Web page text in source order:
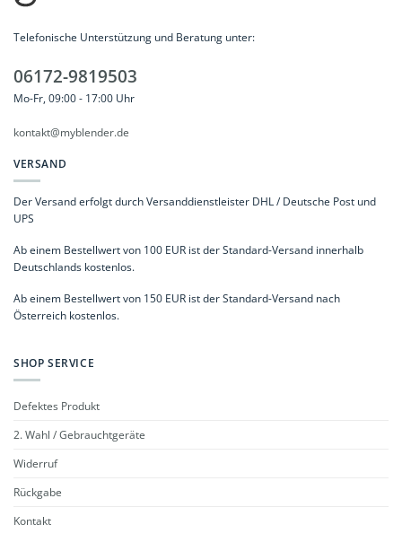
Telefonische Unterstützung und Beratung unter:
06172-9819503
Mo-Fr, 09:00 - 17:00 Uhr
kontakt@myblender.de
VERSAND
Der Versand erfolgt durch Versanddienstleister DHL / Deutsche Post und
UPS
Ab einem Bestellwert von 100 EUR ist der Standard-Versand innerhalb
Deutschlands kostenlos.
Ab einem Bestellwert von 150 EUR ist der Standard-Versand nach
Österreich kostenlos.
SHOP SERVICE
Defektes Produkt
2. Wahl / Gebrauchtgeräte
Widerruf
Rückgabe
Kontakt